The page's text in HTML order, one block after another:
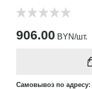
906.00 BYN/шт.
Самовывоз по адресу: